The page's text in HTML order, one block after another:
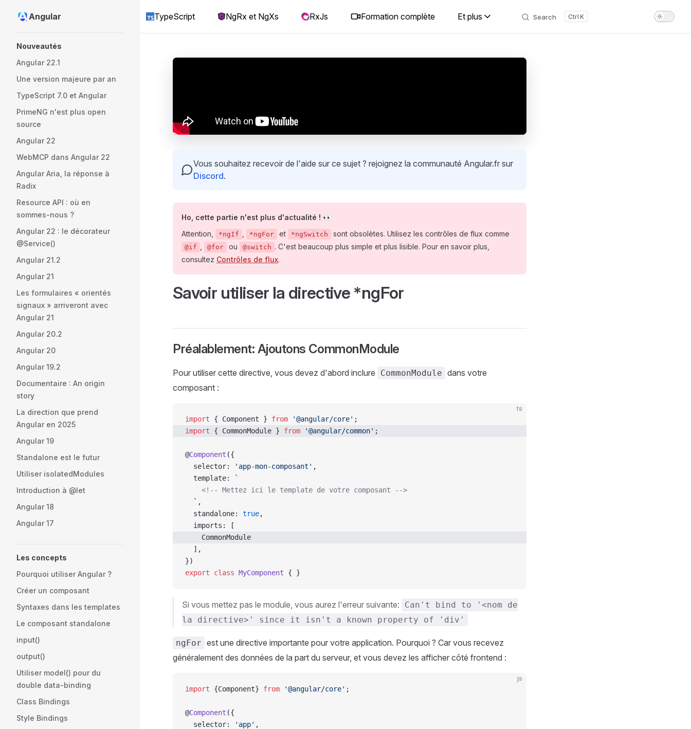
Skip to content
Angular TypeScript NgRx et NgXs RxJs Formation complète Et plus Search K
Nouveautés
Angular 22.1
Une version majeure par an
TypeScript 7.0 et Angular
PrimeNG n'est plus open
source
Angular 22
WebMCP dans Angular 22
Angular Aria, la réponse à
Radix
Resource API : où en
sommes-nous ?
Angular 22 : le décorateur
@Service()
Angular 21.2
Angular 21
Les formulaires « orientés
signaux » arriveront avec
Angular 21
Angular 20.2
Angular 20
Angular 19.2
Documentaire : An origin
story
La direction que prend
Angular en 2025
Angular 19
Standalone est le futur
Utiliser isolatedModules
Introduction à @let
Angular 18
Angular 17
Les concepts
Pourquoi utiliser Angular ?
Créer un composant
Syntaxes dans les templates
Le composant standalone
input()
output()
Utiliser model() pour du
double data-binding
Class Bindings
Style Bindings
Vous souhaitez recevoir de l'aide sur ce sujet ? rejoignez la communauté Angular.fr sur
Discord.
Ho, cette partie n'est plus d'actualité ! 👀
Attention,
*ngIf *ngFor et *ngSwitch sont obsolètes. Utilisez les contrôles de flux comme
@if @for ou @switch . C'est beaucoup plus simple et plus lisible. Pour en savoir plus,
consultez Contrôles de flux.
Savoir utiliser la directive *ngFor
Préalablement: Ajoutons CommonModule
Pour utiliser cette directive, vous devez d'abord inclure CommonModule dans votre
composant :
ts
import { Component } from '@angular/core' ;
import { CommonModule } from '@angular/common' ;
@Component ({
  selector:
'app-mon-composant' ,
  template:
`
    <!-- Mettez ici le template de votre composant -->
  `
,
  standalone:
true,
  imports: [
    CommonModule
  ],
})
export class MyComponent { }
Si vous mettez pas le module, vous aurez l'erreur suivante:
Can't bind to '<nom de
la directive>' since it isn't a known property of 'div'
ngFor est une directive importante pour votre application. Pourquoi ? Car vous recevez
généralement des données de la part du serveur, et vous devez les afficher côté frontend :
js
import {Component} from '@angular/core' ;
@Component ({
  selector:
'app' ,